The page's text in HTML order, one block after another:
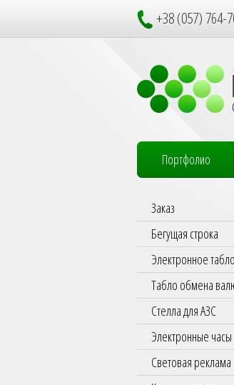
+38 (057) 764-
Портфолио
Заказ
Бегущая строка
Электронное табло
Табло обмена
Стелла для АЗС
Электронные часы
Световая реклама